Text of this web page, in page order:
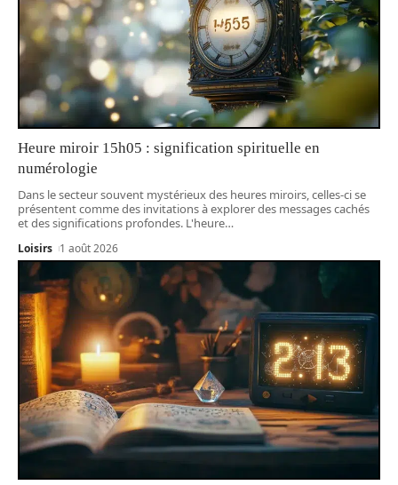
Heure miroir 15h05 : signification spirituelle en
numérologie
Dans le secteur souvent mystérieux des heures miroirs, celles-ci se
présentent comme des invitations à explorer des messages cachés
et des significations profondes. L'heure…
Loisirs 1 août 2026